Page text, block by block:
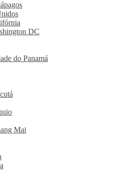
DC
do Panamá
Mai